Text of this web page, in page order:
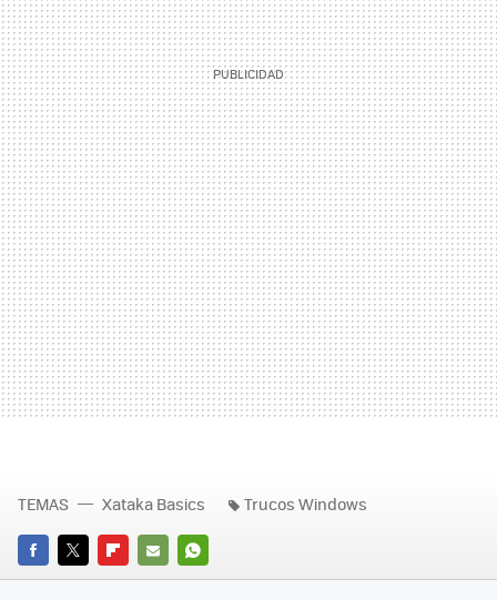
FACEBOOK
TWITTERFLIPBOARD
E-
WHATSAPP
TEMAS Xataka Basics Trucos Windows